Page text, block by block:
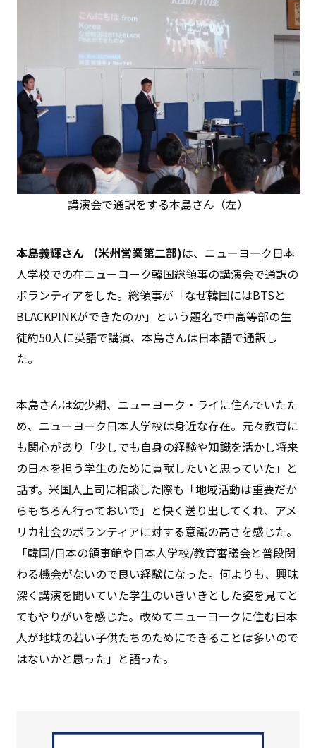
講演会で通訳をする本島さん（左）
本島義輝さん （米州営業第二部)は、ニューヨーク日本
人学校での在ニューヨーク韓国総領事の講演会で通訳の
ボランティアをした。総領事が「なぜ韓国にはBTSと
BLACKPINKができたのか」という題名で中高等部の生
徒約50人に英語で講演、本島さんは日本語で通訳し
た。
本島さんは幼少期、ニューヨーク・ライに住んでいたた
め、ニューヨーク日本人学校は身近な存在。元々教育に
も関心があり「少しでも自身の経験や知識を活かし将来
の日本を担う学生のために貢献したいと思っていた」と
話す。米国人上司に相談した際も「地域活動は重要だか
らもちろん行っておいで」と快く送り出してくれ、アメ
リカ社会のボランティアに対する意識の高さを感じた。
「韓国/日本の領事館や日本人学校/教育審議会と普段関
わる機会がないので良い経験になった。何よりも、興味
深く講演を聞いていた学生のいきいきとした姿を見てと
てもやりがいを感じた。改めてニューヨークに住む日本
人が地域の若い子供たちのためにできることは多いので
はないかと思った」と語った。